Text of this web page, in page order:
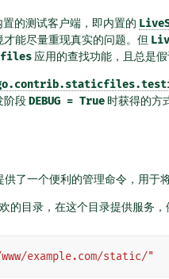
的测试客户端，即内置的
能尽量重现真实的问题。但
应用的查找功能，且总是
阶段DEBUG = True 时获得的方
供了一个便利的管理命令，用于
的目录，在这个目录提供服务，
example.com/static/"